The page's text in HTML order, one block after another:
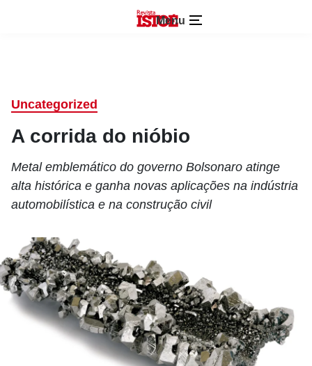
Menu
Uncategorized
A corrida do nióbio
Metal emblemático do governo Bolsonaro atinge
alta histórica e ganha novas aplicações na indústria
automobilística e na construção civil